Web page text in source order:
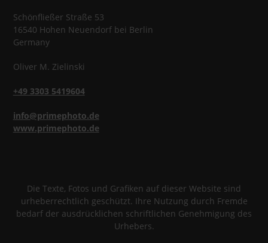
Schönfließer Straße 53
16540 Hohen Neuendorfbei Berlin
Germany
Oliver M. Zielinski
+49 3303 5419604
info@primephoto.de
www.primephoto.de
Die Texte, Fotos und Grafiken auf dieser Website sind
urheberrechtlich geschützt. Ihre Nutzung durch Fremde
bedarf der ausdrücklichen schriftlichen Genehmigung des
Urhebers.